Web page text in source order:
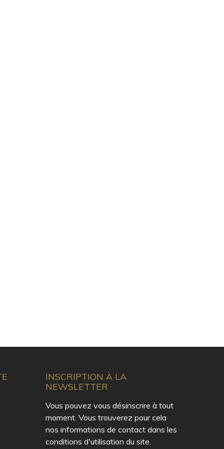
INSCRIPTION À LA
NEWSLETTER
Vous pouvez vous désinscrire à tout
moment. Vous trouverez pour cela
nos informations de contact dans les
conditions d'utilisation du site.